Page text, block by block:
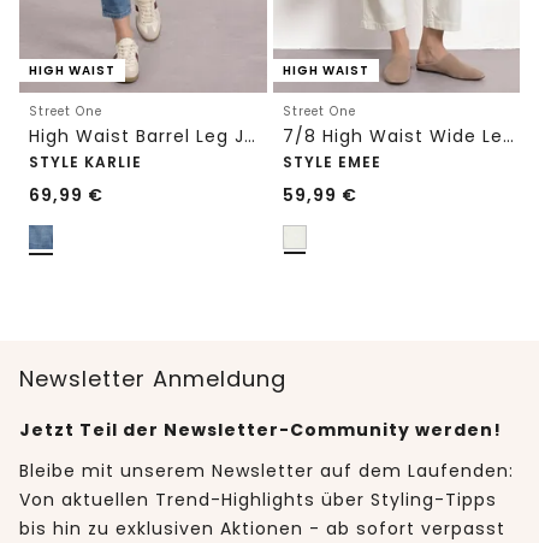
HIGH WAIST
Street One
High Waist Barrel Leg Jeans im Loose Fit
STYLE KARLIE
69,99 €
HIGH WAIST
Street One
7/8 High Waist Wide Leg Jeans im Loose Fit
STYLE EMEE
59,99 €
Newsletter Anmeldung
Jetzt Teil der Newsletter-Community werden!
Bleibe mit unserem Newsletter auf dem Laufenden:
Von aktuellen Trend-Highlights über Styling-Tipps
bis hin zu exklusiven Aktionen - ab sofort verpasst